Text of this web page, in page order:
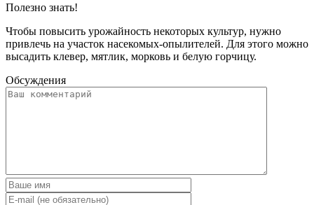
Полезно знать!
Чтобы повысить урожайность некоторых культур, нужно
привлечь на участок насекомых-опылителей. Для этого можно
высадить клевер, мятлик, морковь и белую горчицу.
Обсуждения